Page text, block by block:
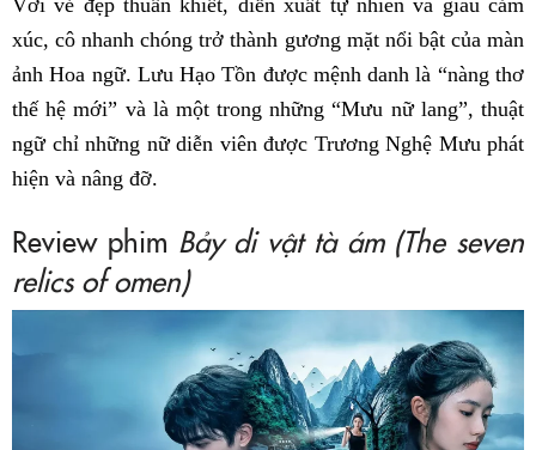
xúc, cô nhanh chóng trở thành gương mặt nổi bật của màn
ảnh Hoa ngữ. Lưu Hạo Tồn được mệnh danh là “nàng thơ
thế hệ mới” và là một trong những “Mưu nữ lang”, thuật
ngữ chỉ những nữ diễn viên được Trương Nghệ Mưu phát
hiện và nâng đỡ.
Review phim Bảy di vật tà ám (The seven
relics of omen)